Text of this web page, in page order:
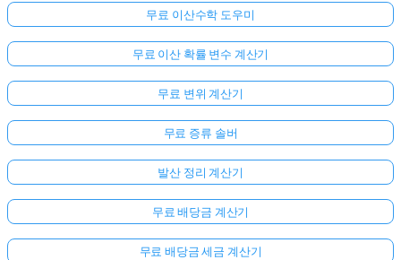
무료 이산수학 도우미
무료 이산 확률 변수 계산기
무료 변위 계산기
무료 증류 솔버
발산 정리 계산기
무료 배당금 계산기
무료 배당금 세금 계산기